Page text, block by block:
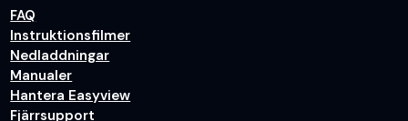
FAQ
Instruktionsfilmer
Nedladdningar
Manualer
Hantera Easyview
Fjärrsupport